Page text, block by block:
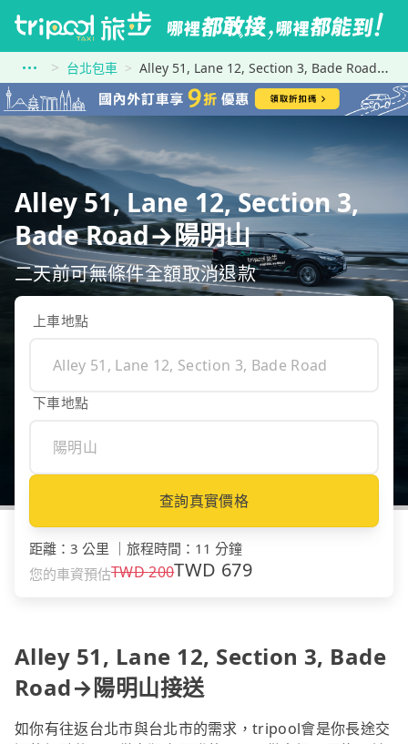
台北包車 Alley 51, Lane 12, Section 3, Bade Road到陽明山
Alley 51, Lane 12, Section 3,
Bade Road→陽明山
二天前可無條件全額取消退款
上車地點
下車地點
查詢真實價格
距離 ： 3 公里 旅程時間 ： 11 分鐘
您的車資預估TWD200TWD 679
Alley 51, Lane 12, Section 3, Bade
Road→陽明山接送
如你有往返台北市與台北市的需求，tripool會是你長途交